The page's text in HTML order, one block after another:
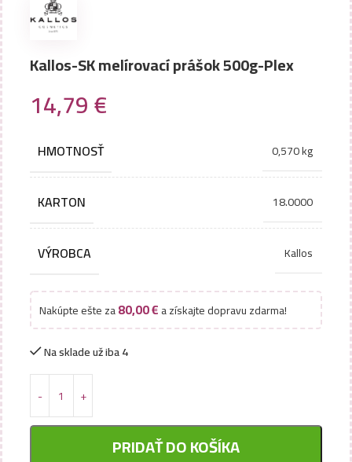
Kallos-SK melírovací prášok 500g-Plex
14,79€
HMOTNOSŤ 0,570 kg
KARTON 18.0000
VÝROBCA Kallos
Nakúpte ešte za80,00€a získajte dopravu zdarma!
Na sklade už iba 4
PRIDAŤ DO KOŠÍKA